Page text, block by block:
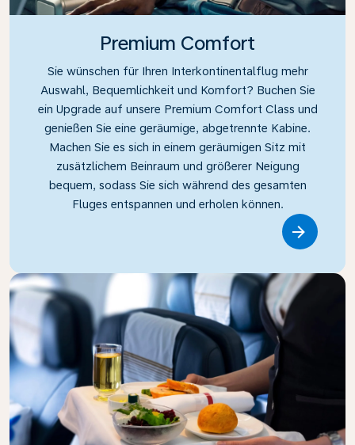
Premium Comfort
Sie wünschen für Ihren Interkontinentalflug mehr
Auswahl, Bequemlichkeit und Komfort? Buchen Sie
ein Upgrade auf unsere Premium Comfort Class und
genießen Sie eine geräumige, abgetrennte Kabine.
Machen Sie es sich in einem geräumigen Sitz mit
zusätzlichem Beinraum und größerer Neigung
bequem, sodass Sie sich während des gesamten
Fluges entspannen und erholen können.